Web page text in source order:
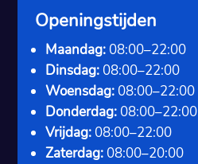
Openingstijden
Maandag: 08:00–22:00
Dinsdag: 08:00–22:00
Woensdag: 08:00–22:00
Donderdag: 08:00–22:00
Vrijdag: 08:00–22:00
Zaterdag: 08:00–20:00